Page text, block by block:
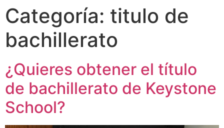
Categoría: titulo de
bachillerato
¿Quieres obtener el título
de bachillerato de Keystone
School?